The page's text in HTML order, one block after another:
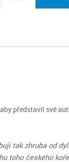
představil své
tak zhruba od
toho českého